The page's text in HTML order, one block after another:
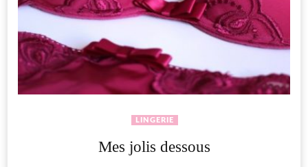
LINGERIE
Mes jolis dessous